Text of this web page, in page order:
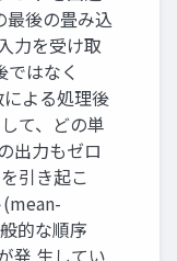
最後の畳み込
力を受け取
はなく
よる処理後
て、どの単
出力もゼロ
引き起こ
的な順序
発 生してい